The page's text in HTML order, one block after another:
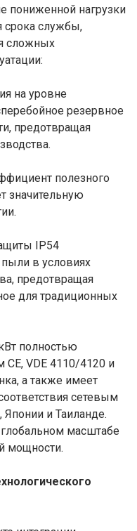
пониженной нагрузки
срока службы,
сложных
на уровне
резервное
предотвращая
полезного
значительную
IP54
в условиях
предотвращая
для традиционных
полностью
CE, VDE 4110/4120 и
а также имеет
сетевым
и Таиланде.
масштабе
мощности.